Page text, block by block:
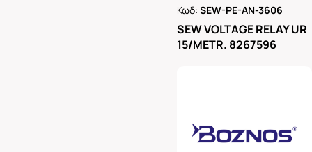
Κωδ:SEW-PE-AN-3606
SEW VOLTAGE RELAY UR
15/METR. 8267596